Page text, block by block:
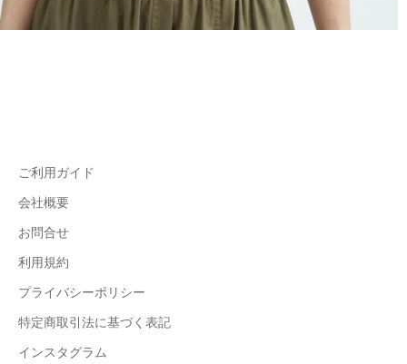
ご利用ガイド
会社概要
お問合せ
利用規約
プライバシーポリシー
特定商取引法に基づく表記
インスタグラム